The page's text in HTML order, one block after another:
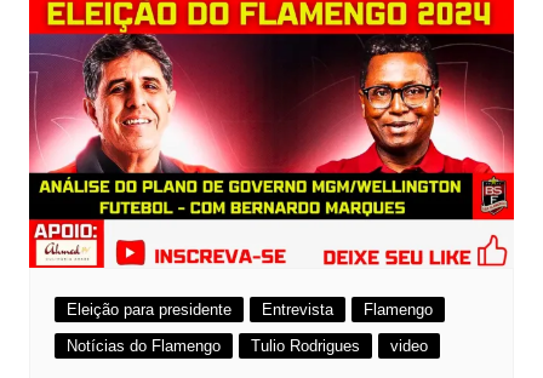
Eleição para presidente Entrevista
Flamengo
Notícias do Flamengo
Tulio Rodrigues video